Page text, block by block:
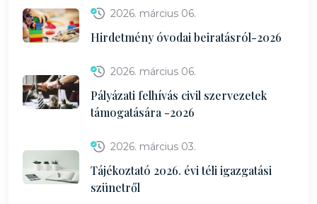
2026. március 06.
Hirdetmény óvodai beiratásról-2026
2026. március 06.
Pályázati felhívás civil szervezetek
támogatására -2026
2026. március 03.
Tájékoztató 2026. évi téli igazgatási
szünetről